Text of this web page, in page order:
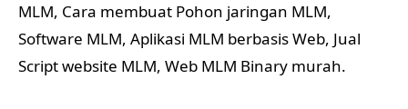
MLM, Cara membuat Pohon jaringan MLM,
Software MLM, Aplikasi MLM berbasis Web, Jual
Script website MLM, Web MLM Binary murah.